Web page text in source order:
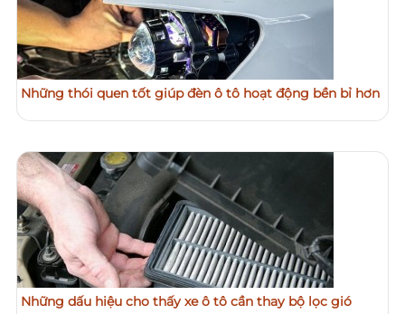
Những thói quen tốt giúp đèn ô tô hoạt động bền bỉ hơn
Những dấu hiệu cho thấy xe ô tô cần thay bộ lọc gió